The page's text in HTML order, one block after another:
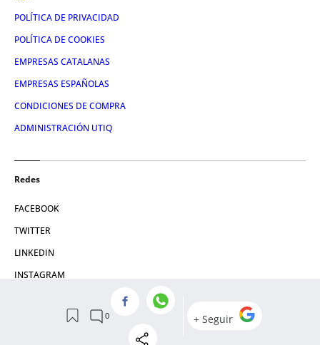
POLÍTICA DE PRIVACIDAD
POLÍTICA DE COOKIES
EMPRESAS CATALANAS
EMPRESAS ESPAÑOLAS
CONDICIONES DE COMPRA
ADMINISTRACIÓN UTIQ
Redes
FACEBOOK
TWITTER
LINKEDIN
INSTAGRAM